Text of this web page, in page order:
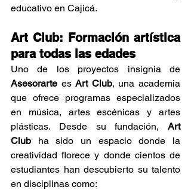
educativo en Cajicá.
Art Club: Formación artística
para todas las edades
Asesorarte es Art Club, una academia
que ofrece programas especializados
en música, artes escénicas y artes
plásticas. Desde su fundación, Art
Club ha sido un espacio donde la
creatividad florece y donde cientos de
estudiantes han descubierto su talento
en disciplinas como: